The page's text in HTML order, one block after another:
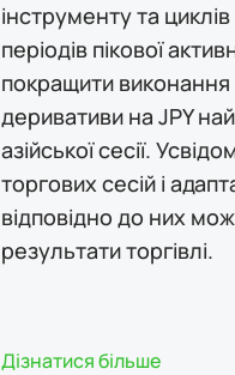
інструменту та
періодів пікової
покращити
деривативи на JPY
азійської сесії.
торгових сесій і
відповідно до них
результати торгівлі.
Дізнатися більше